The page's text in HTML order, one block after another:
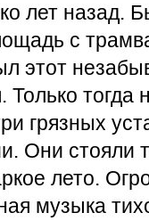
лет назад.
с
этот
Только
грязных
Они стояли
лето.
музыка